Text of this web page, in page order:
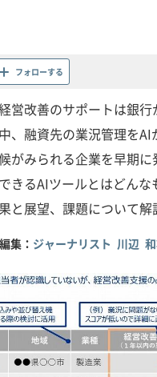
フォローする
営改善のサポートは銀
、融資先の業況管理を
がみられる企業を早期
きるAIツールとはどん
と展望、課題について解
編集： ジャーナリスト 川辺